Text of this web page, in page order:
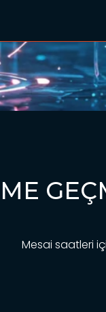
Mesai saatleri